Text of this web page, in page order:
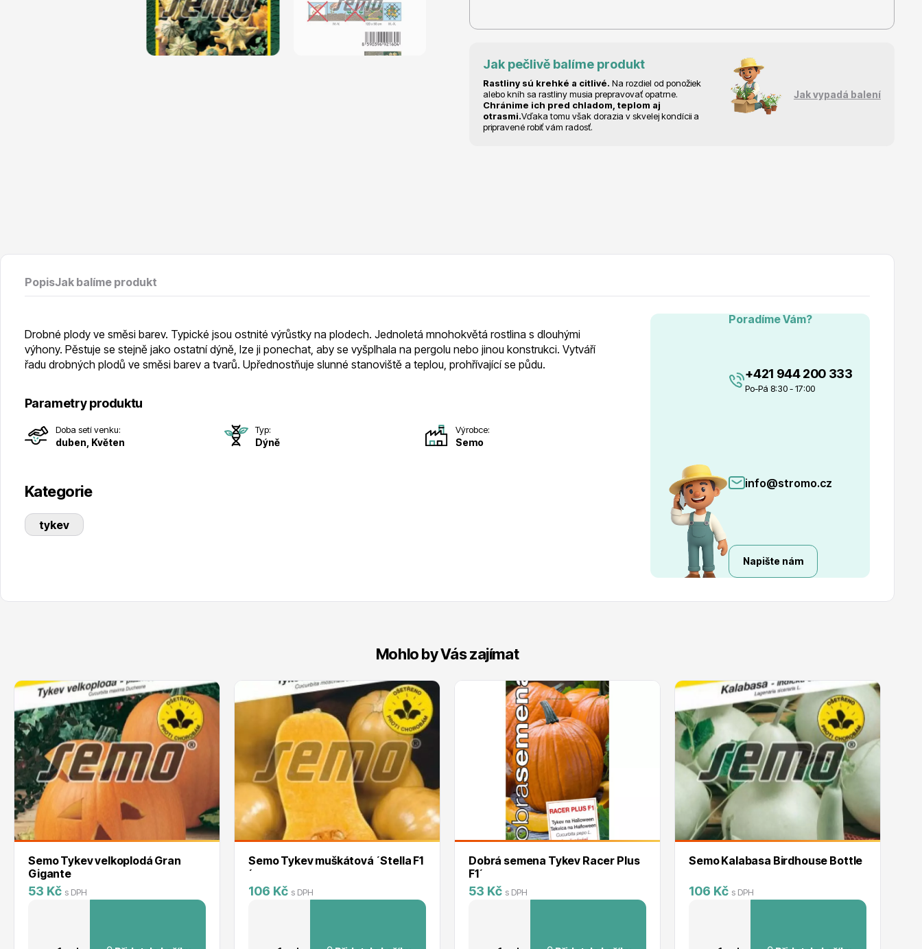
Růže KORDES Okrasné keře
Jak pečlivě balíme produkt
Rastliny sú krehké a citlivé. Na rozdiel od ponožiek
alebo kníh sa rastliny musia prepravovať opatrne.
Chránime ich pred chladom, teplom aj
otrasmi.Vďaka tomu však dorazia v skvelej kondícii a
pripravené robiť vám radosť.
Jak vypadá balení
PopisJak balíme produkt
Drobné plody ve směsi barev. Typické jsou ostnité výrůstky na plodech. Jednoletá mnohokvětá rostlina s dlouhými
výhony. Pěstuje se stejně jako ostatní dýně, lze ji ponechat, aby se vyšplhala na pergolu nebo jinou konstrukci. Vytváří
řadu drobných plodů ve směsi barev a tvarů. Upřednostňuje slunné stanoviště a teplou, prohřívající se půdu.
Parametry produktu
Doba setí venku:
duben, Květen
Typ:
Dýně
Výrobce:
Semo
Kategorie
tykev
Poradíme Vám?
+421 944 200 333
Po-Pá 8:30 - 17:00
info@stromo.cz
Napište nám
Mohlo by Vás zajímat
Semo Tykev velkoplodá Gran
Gigante
53 Kč s DPH
Semo Tykev muškátová ´Stella F1
´
106 Kč s DPH
Dobrá semena Tykev Racer Plus
F1´
53 Kč s DPH
Semo Kalabasa Birdhouse Bottle
106 Kč s DPH